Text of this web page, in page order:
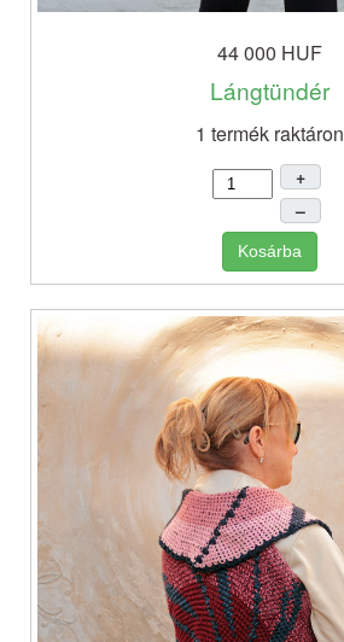
44 000 HUF
Lángtündér
1 termék raktáron
+
–
Kosárba